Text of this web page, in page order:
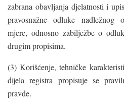
zabrana obavljanja djelatnosti i
pravosnažne odluke nadležnog
mjere, odnosno zabilježbe o
drugim propisima.
(3) Korišćenje, tehničke
dijela registra propisuje se
pravde.